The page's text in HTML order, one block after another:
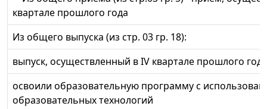
квартале прошлого года
Из общего выпуска (из стр. 03 гр. 18):
выпуск, осуществленный в IV квартале прошлого года
освоили образовательную программу с
образовательных технологий